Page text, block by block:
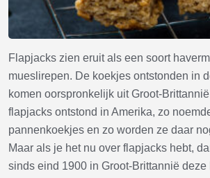
Flapjacks zien eruit als een soort
mueslirepen. De koekjes ontstonden in
komen oorspronkelijk uit Groot-
flapjacks ontstond in Amerika, zo
pannenkoekjes en zo worden ze daar
Maar als je het nu over flapjacks hebt,
sinds eind 1900 in Groot-Brittannië deze